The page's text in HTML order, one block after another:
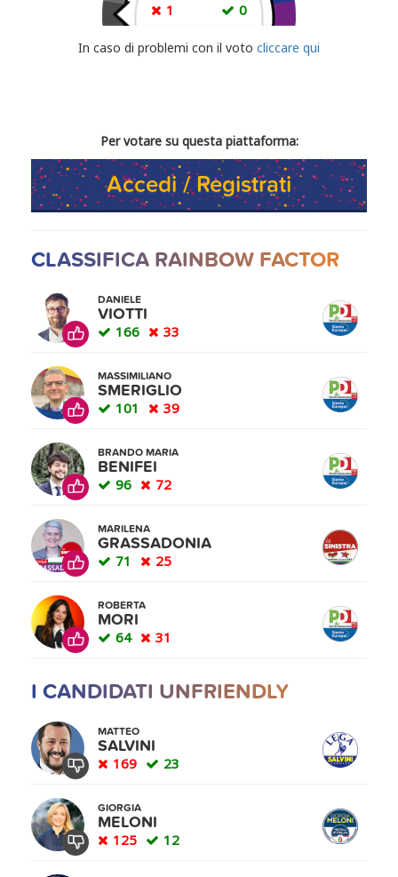
1 0
CONDIVIDI IL TUO VOTO
In caso di problemi con il voto cliccare qui
Per votare su questa piattaforma:
Accedi / Registrati
CLASSIFICA RAINBOW FACTOR
DANIELE
VIOTTI
166 33
MASSIMILIANO
SMERIGLIO
101 39
BRANDO MARIA
BENIFEI
96 72
MARILENA
GRASSADONIA
71 25
ROBERTA
MORI
64 31
I CANDIDATI UNFRIENDLY
MATTEO
SALVINI
169 23
GIORGIA
MELONI
125 12